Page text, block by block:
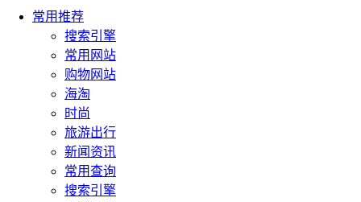
常用推荐
搜索引擎
常用网站
购物网站
海淘
时尚
旅游出行
新闻资讯
常用查询
搜索引擎